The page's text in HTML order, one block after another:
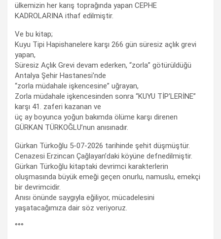
ülkemizin her karış toprağında yapan CEPHE
KADROLARINA ithaf edilmiştir.
Ve bu kitap;
Kuyu Tipi Hapishanelere karşı 266 gün süresiz açlık grevi
yapan,
Süresiz Açlık Grevi devam ederken, “zorla” götürüldüğü
Antalya Şehir Hastanesi’nde
“zorla müdahale işkencesine” uğrayan,
Zorla müdahale işkencesinden sonra “KUYU TİP’LERİNE”
karşı 41. zaferi kazanan ve
üç ay boyunca yoğun bakımda ölüme karşı direnen
GÜRKAN TÜRKOĞLU’nun anısınadır.
Gürkan Türkoğlu 5-07-2026 tarihinde şehit düşmüştür.
Cenazesi Erzincan Çağlayan’daki köyüne defnedilmiştir.
Gürkan Türkoğlu kitaptaki devrimci karakterlerin
oluşmasında büyük emeği geçen onurlu, namuslu, emekçi
bir devrimcidir.
Anısı önünde saygıyla eğiliyor, mücadelesini
yaşatacağımıza dair söz veriyoruz.
°°°